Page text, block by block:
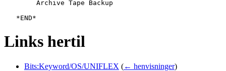
Links hertil
Bits:Keyword/OS/UNIFLEX (← henvisninger)